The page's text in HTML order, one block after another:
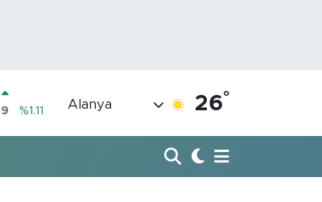
%0.18
%0.38
Alanya 26°